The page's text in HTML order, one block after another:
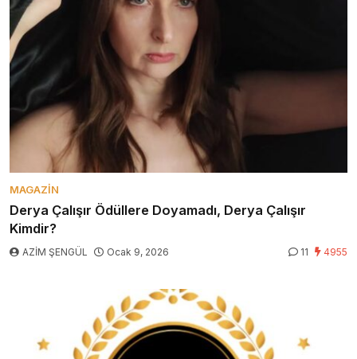
MAGAZIN
Derya Çalışır Ödüllere Doyamadı, Derya Çalışır
Kimdir?
AZİM ŞENGÜL Ocak 9, 2026 11 4955